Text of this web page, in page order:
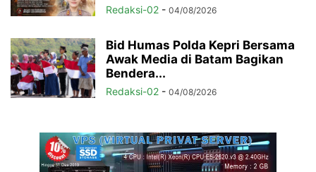
Redaksi-02 - 04/08/2026
Bid Humas Polda Kepri Bersama
Awak Media di Batam Bagikan
Bendera...
Redaksi-02 - 04/08/2026